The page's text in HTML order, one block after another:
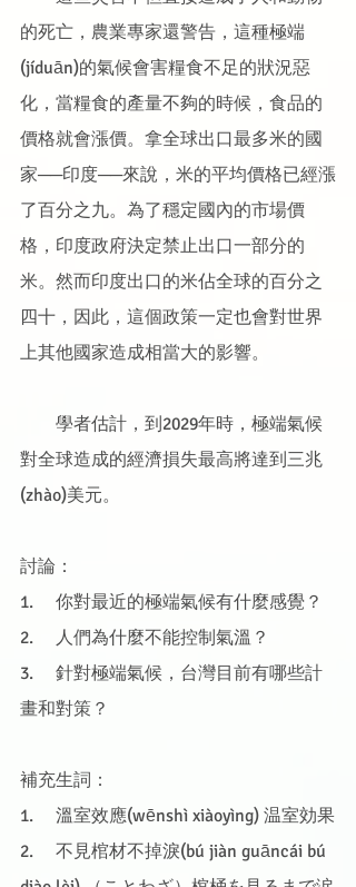
的死亡，農業專家還警告，這種極端
(jíduān)的氣候會害糧食不足的狀況惡
化，當糧食的產量不夠的時候，食品的
價格就會漲價。拿全球出口最多米的國
家──印度──來說，米的平均價格已經漲
了百分之九。為了穩定國內的市場價
格，印度政府決定禁止出口一部分的
米。然而印度出口的米佔全球的百分之
四十，因此，這個政策一定也會對世界
上其他國家造成相當大的影響。
學者估計，到2029年時，極端氣候
對全球造成的經濟損失最高將達到三兆
(zhào)美元。
討論：
1.     你對最近的極端氣候有什麼感覺？
2.     人們為什麼不能控制氣溫？
3.     針對極端氣候，台灣目前有哪些計
畫和對策？
補充生詞：
1.     溫室效應(wēnshì xiàoyìng) 温室効果
2.     不見棺材不掉淚(bú jiàn guāncái bú